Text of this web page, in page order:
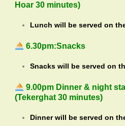
Hoar 30 minutes)
Lunch will be served on
6.30pm:Snacks
Snacks will be served on
9.00pm Dinner & night
(Tekerghat 30 minutes)
Dinner will be served on